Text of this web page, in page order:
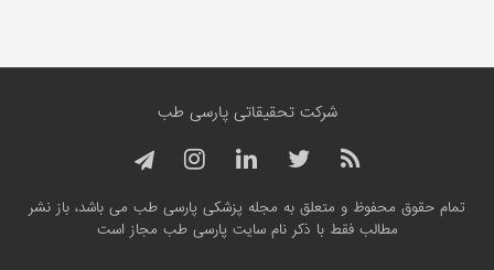
شرکت تحقیقاتی پارسی طب
تمام حقوق محفوظ و متعلق به مجله پزشکی پارسی طب می باشد، باز نشر
مطالب فقط با ذکر نام سایت پارسی طب مجاز است